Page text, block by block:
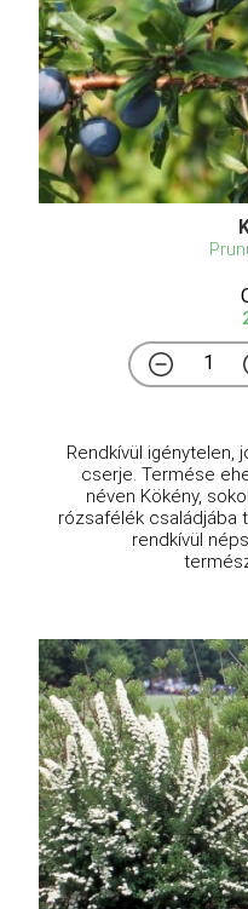
Rendkívül igénytelen,
cserje. Termése
néven Kökény,
rózsafélék családjába
rendkívül